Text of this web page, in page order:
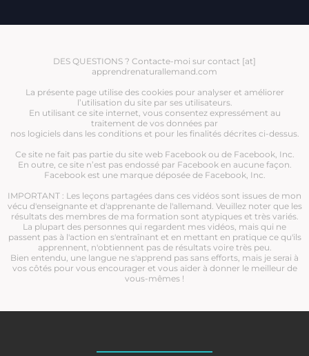
DES QUESTIONS ? Contacte-moi sur contact [at]
apprendrenaturallemand.com
La présente page utilise des cookies pour analyser et améliorer
l’utilisation du site par ses utilisateurs.
En utilisant ce site internet, vous consentez expressément au
traitement de vos données par
nos logiciels dans les conditions et pour les finalités décrites ci-dessus.
Ce site ne fait pas partie du site web Facebook ou de Facebook, Inc.
En outre, ce site n’est pas endossé par Facebook en aucune façon.
Facebook est une marque déposée de Facebook, Inc.
IMPORTANT : Les leçons partagées dans ces vidéos sont issues de mon
vécu d'enseignante et d'apprenante de l'allemand. Veuillez noter que les
résultats des membres de ma formation sont atypiques et très variés.
La plupart des personnes qui regardent mes vidéos, mais qui ne
passent pas à l'action en s'entraînant et en mettant en pratique ce qu'ils
apprennent, n'obtiennent pas de résultats voire très peu.
Bien entendu, une langue ne s'apprend pas sans efforts, mais je serai à
vos côtés pour vous encourager et vous aider à donner le meilleur de
vous-mêmes !